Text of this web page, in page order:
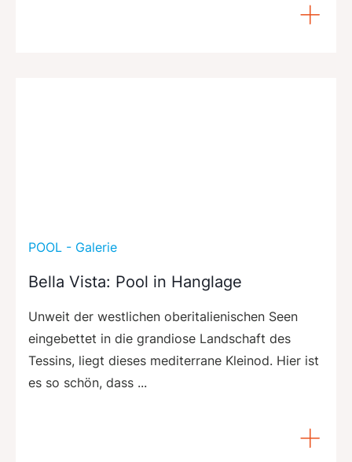
POOL - Galerie
Bella Vista: Pool in Hanglage
Unweit der westlichen oberitalienischen Seen
eingebettet in die grandiose Landschaft des
Tessins, liegt dieses mediterrane Kleinod. Hier ist
es so schön, dass ...